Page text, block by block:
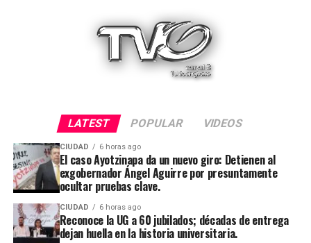
LATEST POPULAR VIDEOS
CIUDAD 6 horas ago
El caso Ayotzinapa da un nuevo giro: Detienen al
exgobernador Ángel Aguirre por presuntamente
ocultar pruebas clave.
CIUDAD 6 horas ago
Reconoce la UG a 60 jubilados; décadas de entrega
dejan huella en la historia universitaria.